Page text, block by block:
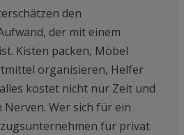
den
der mit einem
Kisten packen, Möbel
organisieren, Helfer
kostet nicht nur Zeit und
Wer sich für ein
für privat